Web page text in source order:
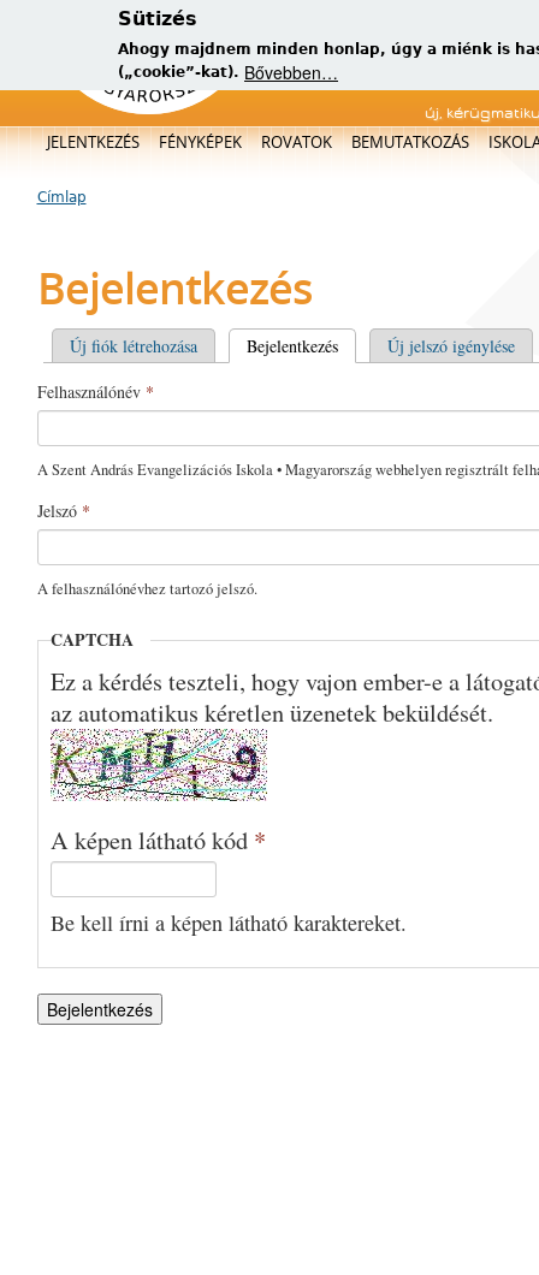
Sütizés
Ahogy majdnem minden honlap, úgy a miénk is
(„cookie”-kat). Bővebben…
új,
Főmenü
JELENTKEZÉS FÉNYKÉPEK ROVATOK BEMUTATKOZÁS
Jelenlegi hely
Címlap
Bejelentkezés
Elsődleges fülek
Új fiók létrehozása Bejelentkezés(aktív fül)Új jelszó igénylése
Felhasználónév *
A Szent András Evangelizációs Iskola • Magyarország webhelyen regisztrált
Jelszó *
A felhasználónévhez tartozó jelszó.
CAPTCHA
Ez a kérdés teszteli, hogy vajon ember-e a
az automatikus kéretlen üzenetek beküldését.
A képen látható kód *
Be kell írni a képen látható karaktereket.